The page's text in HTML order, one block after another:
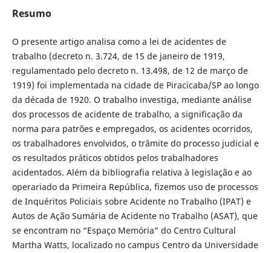
Resumo
O presente artigo analisa como a lei de acidentes de
trabalho (decreto n. 3.724, de 15 de janeiro de 1919,
regulamentado pelo decreto n. 13.498, de 12 de março de
1919) foi implementada na cidade de Piracicaba/SP ao longo
da década de 1920. O trabalho investiga, mediante análise
dos processos de acidente de trabalho, a significação da
norma para patrões e empregados, os acidentes ocorridos,
os trabalhadores envolvidos, o trâmite do processo judicial e
os resultados práticos obtidos pelos trabalhadores
acidentados. Além da bibliografia relativa à legislação e ao
operariado da Primeira República, fizemos uso de processos
de Inquéritos Policiais sobre Acidente no Trabalho (IPAT) e
Autos de Ação Sumária de Acidente no Trabalho (ASAT), que
se encontram no “Espaço Memória” do Centro Cultural
Martha Watts, localizado no campus Centro da Universidade